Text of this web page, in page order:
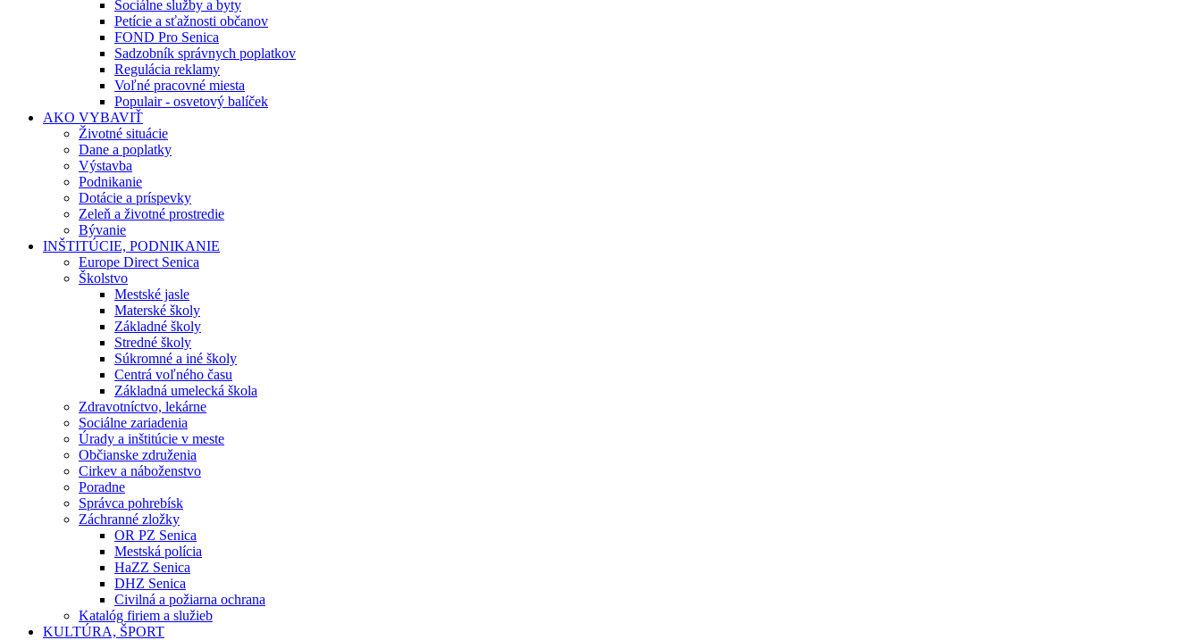
Sociálne služby a byty
Petície a sťažnosti občanov
FOND Pro Senica
Sadzobník správnych poplatkov
Regulácia reklamy
Voľné pracovné miesta
Populair - osvetový balíček
AKO VYBAVIŤ
Životné situácie
Dane a poplatky
Výstavba
Podnikanie
Dotácie a príspevky
Zeleň a životné prostredie
Bývanie
INŠTITÚCIE, PODNIKANIE
Europe Direct Senica
Školstvo
Mestské jasle
Materské školy
Základné školy
Stredné školy
Súkromné a iné školy
Centrá voľného času
Základná umelecká škola
Zdravotníctvo, lekárne
Sociálne zariadenia
Úrady a inštitúcie v meste
Občianske združenia
Cirkev a náboženstvo
Poradne
Správca pohrebísk
Záchranné zložky
OR PZ Senica
Mestská polícia
HaZZ Senica
DHZ Senica
Civilná a požiarna ochrana
Katalóg firiem a služieb
KULTÚRA, ŠPORT